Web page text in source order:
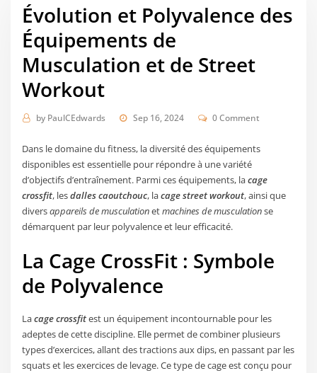
Évolution et Polyvalence des
Équipements de
Musculation et de Street
Workout
by PaulCEdwards Sep 16, 2024 0 Comment
Dans le domaine du fitness, la diversité des équipements
disponibles est essentielle pour répondre à une variété
d’objectifs d’entraînement. Parmi ces équipements, lacage
crossfit, lesdalles caoutchouc, lacage street workout, ainsi que
diversappareils de musculationetmachines de musculationse
démarquent par leur polyvalence et leur efficacité.
La Cage CrossFit : Symbole
de Polyvalence
Lacage crossfitest un équipement incontournable pour les
adeptes de cette discipline. Elle permet de combiner plusieurs
types d’exercices, allant des tractions aux dips, en passant par les
squats et les exercices de levage. Ce type de cage est conçu pour